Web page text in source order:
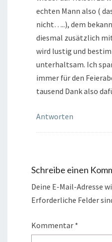
echten Mann also (
nicht…..), dem
diesmal zusätzlich
wird lustig und
unterhaltsam. Ich
immer für den
tausend Dank also
Antworten
Schreibe einen
Deine E-Mail-Adresse
Erforderliche Felder
Kommentar *